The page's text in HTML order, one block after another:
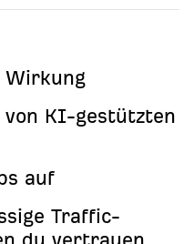
Wirkung
KI-gestützten
auf
Traffic-